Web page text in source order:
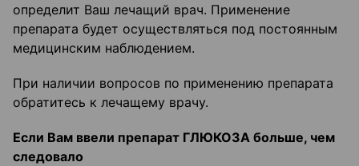
определит Ваш лечащий врач. Применение
препарата будет осуществляться под постоянным
медицинским наблюдением.
При наличии вопросов по применению препарата
обратитесь к лечащему врачу.
Если Вам ввели препарат ГЛЮКОЗА больше, чем
следовало